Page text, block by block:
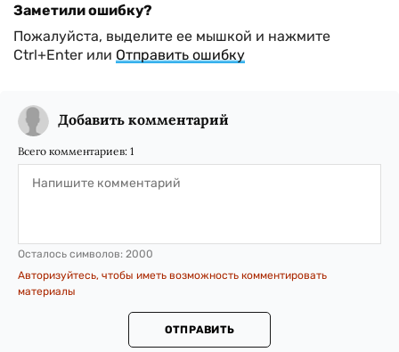
Заметили ошибку?
Пожалуйста, выделите ее мышкой и нажмите
Ctrl+Enter или Отправить ошибку
Добавить комментарий
Всего комментариев: 1
Осталось символов: 2000
Авторизуйтесь, чтобы иметь возможность комментировать
материалы
ОТПРАВИТЬ